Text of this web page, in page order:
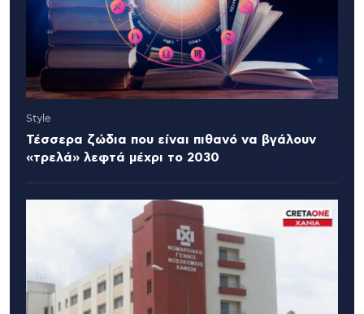
Style
Τέσσερα ζώδια που είναι πιθανό να βγάλουν
«τρελά» λεφτά μέχρι το 2030